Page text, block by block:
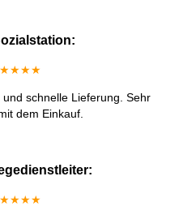
schnelle Lieferung. Sehr
dem Einkauf.